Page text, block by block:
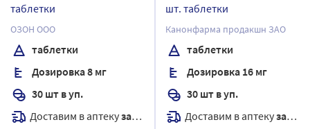
таблетки
ОЗОН ООО
таблетки
Дозировка 8 мг
30 шт в уп.
Доставим в аптекузавтра
шт. таблетки
Канонфарма продакшн ЗАО
таблетки
Дозировка 16 мг
30 шт в уп.
Доставим в аптекузавтра